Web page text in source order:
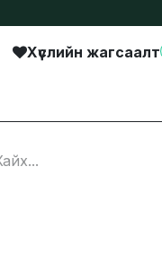
Хүслийн жагсаалт